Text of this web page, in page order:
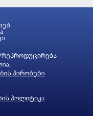
რეპროდუცირება
პირობები
პოლიტიკა